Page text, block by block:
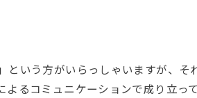
という方がいらっしゃいますが、そ
よるコミュニケーションで成り立っ